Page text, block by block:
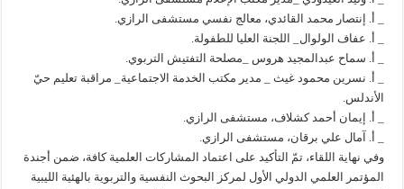
_ أ. إنتصار محمد القائدي، معالج نفسي مستشفى الرازي.
_ أ. عفاف الولوال_ اللجنة العليا للطفولة.
_ أ. سماح عبدالمجيد هروس _مصلحة التفتيش التربوي.
_ أ. نسرين محمود غيث _ مدير مكتب الخدمة الاجتماعية_ مراقبة تعليم حيّ
الأندلس.
_ أ. إيمان أحمد كشلاف، مستشفى الرازي.
_ أ. آمال علي برقان، مستشفى الرازي.
وفي نهاية اللقاء، تمّ التأكيد على اعتماد المشاركات العلمية كافة، ضمن أجندة
المؤتمر العلمي الدولي الأول لمركز البحوث النفسية والتربوية بالهئية الليبية